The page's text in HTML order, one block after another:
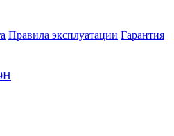
Правила эксплуатации Гарантия